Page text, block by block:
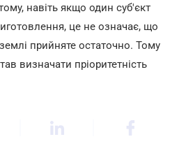
навіть якщо один суб'єкт
це не означає, що
прийняте остаточно. Тому
визначати пріоритетність